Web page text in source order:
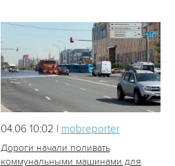
04.06 10:02 | mobreporter
Дороги начали поливать
коммунальными машинами для